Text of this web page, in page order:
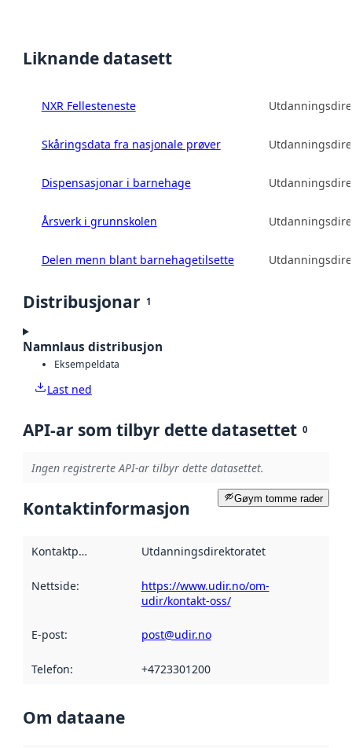
Liknande datasett
NXR Fellesteneste
Skåringsdata fra nasjonale prøver
Dispensasjonar i barnehage
Årsverk i grunnskolen
Delen menn blant barnehagetilsette
Distribusjonar 1
Namnlaus distribusjon
Eksempeldata
Last ned
API-ar som tilbyr dette datasettet 0
Ingen registrerte API-ar tilbyr dette datasettet.
Gøym tomme rader
Kontaktinformasjon
Kontaktpunkt Utdanningsdirektoratet
Nettside:
https://www.udir.no/om-
udir/kontakt-oss/
E-post: post@udir.no
Telefon: +4723301200
Om dataane